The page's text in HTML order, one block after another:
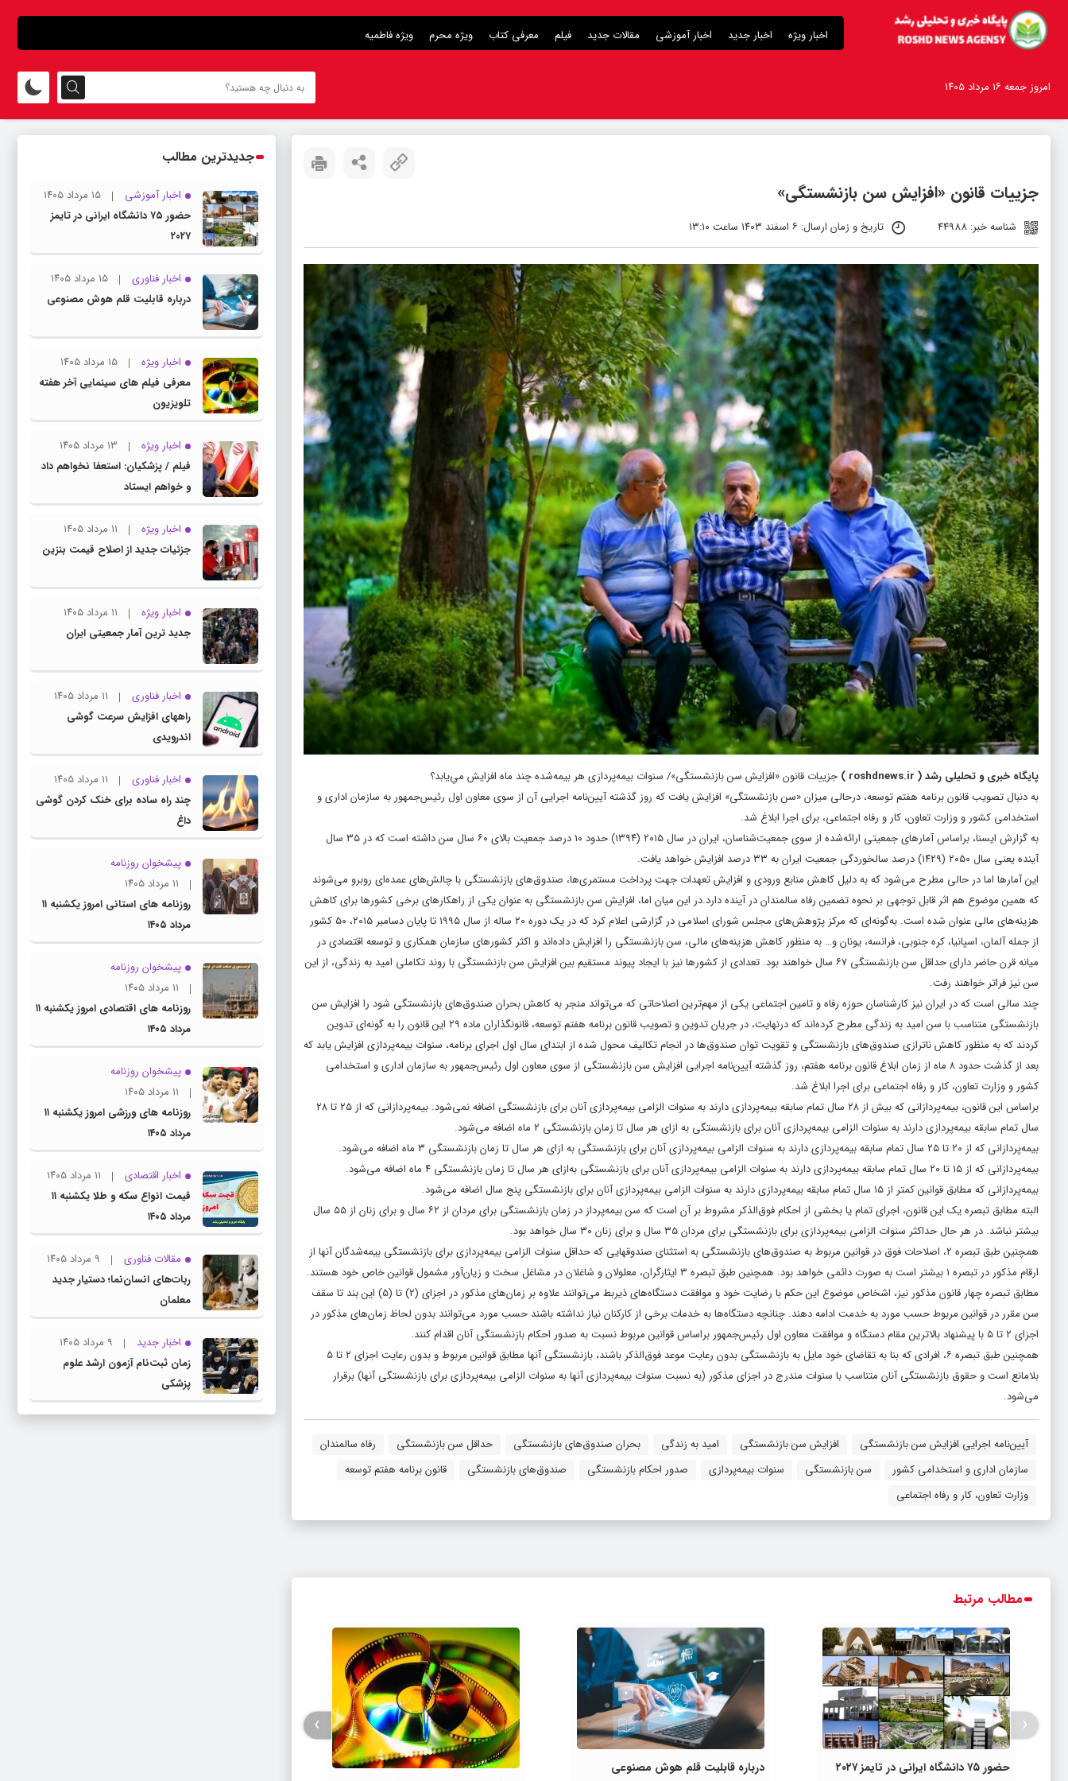
اخبار ویژه اخبار جدید اخبار آموزشی مقالات جدید فیلم معرفی کتاب ویژه محرم ویژه فاطمیه
امروز جمعه ۱۶ مرداد ۱۴۰۵
جزییات قانون «افزایش سن بازنشستگی»
شناسه خبر: 44988 تاریخ و زمان ارسال: ۶ اسفند ۱۴۰۳ ساعت ۱۳:۱۰
پایگاه خبری و تحلیلی رشد(
roshdnews.ir
) جزییات قانون «افزایش سن بازنشستگی»/ سنوات بیمه‌پردازی هر بیمه‌شده چند ماه افزایش می‌ِیابد؟
به دنبال تصویب قانون برنامه هفتم توسعه، درحالی میزان «سن بازنشستگی» افزایش یافت که روز گذشته آیین‌نامه اجرایی آن از سوی معاون اول رئیس‌جمهور به سازمان اداری و
استخدامی کشور و وزارت تعاون، کار و رفاه اجتماعی، برای اجرا ابلاغ شد.
به گزارش ایسنا، براساس آمارهای جمعیتی ارائه‌شده از سوی جمعیت‌شناسان،‌ ایران در سال ۲۰۱۵ (۱۳۹۴) حدود ۱۰ درصد جمعیت بالای ۶۰ سال سن داشته است که در ۳۵ سال
آینده یعنی سال ۲۰۵۰ (۱۴۲۹) درصد سالخوردگی جمعیت ایران به ۳۳ درصد افزایش خواهد یافت.
این آمارها اما در حالی مطرح می‌شود که به دلیل کاهش منابع ورودی و افزایش تعهدات جهت پرداخت مستمری‌ها، صندوق‌های بازنشستگی با چالش‌های عمده‌ای روبرو می‌شوند
که همین موضوع هم اثر قابل توجهی بر نحوه تضمین رفاه سالمندان در آینده دارد.در این میان اما، افزایش سن بازنشستگی به عنوان یکی از راهکارهای برخی کشورها برای کاهش
هزینه‌های مالی عنوان شده است. به‌گونه‌ای که مرکز پژوهش‌های مجلس شورای اسلامی در گزارشی اعلام کرد که در یک دوره ۲۰ ساله از سال ۱۹۹۵ تا پایان دسامبر ۲۰۱۵، ۵۰ کشور
از جمله آلمان، اسپانیا، کره جنوبی، فرانسه، یونان و… به منظور کاهش هزینه‌های مالی، سن بازنشستگی را افزایش داده‌اند و اکثر کشورهای سازمان همکاری و توسعه اقتصادی در
میانه قرن حاضر دارای حداقل سن بازنشستگی ۶۷ سال خواهند بود. تعدادی از کشورها نیز با ایجاد پیوند مستقیم بین افزایش سن بازنشستگی با روند تکاملی امید به زندگی، از این
سن نیز فراتر خواهند رفت.
چند سالی است که در ایران نیز کارشناسان حوزه رفاه و تامین اجتماعی یکی از مهم‌ترین اصلاحاتی که می‌تواند منجر به کاهش بحران صندوق‌های بازنشستگی شود را افزایش سن
بازنشستگی متناسب با سن امید به زندگی مطرح کرده‌اند که درنهایت، در جریان تدوین و تصویب قانون برنامه هفتم توسعه، قانونگذاران ماده ۲۹ این قانون را به گونه‌ای تدوین
کردند که به منظور کاهش ناترازی صندوق‌های بازنشستگی و تقویت توان صندوق­‌ها در انجام تکالیف محول شده از ابتدای سال اول اجرای برنامه، سنوات بیمه‌پردازی افزایش یابد که
بعد از گذشت حدود ۸ ماه از زمان ابلاغ قانون برنامه هفتم، روز گذشته آیین‌نامه اجرایی افزایش سن بازنشستگی از سوی معاون اول رئیس‌جمهور به سازمان اداری و استخدامی
کشور و وزارت تعاون، کار و رفاه اجتماعی برای اجرا ابلاغ شد.
براساس این قانون، بیمه‌پردازانی که بیش از ۲۸ سال تمام سابقه بیمه­‌پردازی دارند به سنوات الزامی بیمه­‌پردازی آنان برای بازنشستگی اضافه نمی­‌شود. بیمه‌پردازانی که از ۲۵ تا ۲۸
سال تمام سابقه بیمه­‌پردازی دارند به سنوات الزامی بیمه­‌پردازی آنان برای بازنشستگی به­ ازای هر سال تا زمان بازنشستگی ۲ ماه اضافه می‌شود.
بیمه‌پردازانی که از ۲۰ تا ۲۵ سال تمام سابقه بیمه‌­پردازی دارند به سنوات الزامی بیمه‌­پردازی آنان برای بازنشستگی به ­ازای هر سال تا زمان بازنشستگی ۳ ­ماه اضافه می‌شود.
بیمه‌پردازانی که از ۱۵ تا ۲۰ سال تمام سابقه بیمه­‌پردازی دارند به سنوات الزامی بیمه­‌پردازی آنان برای بازنشستگی به­‌ازای هر سال تا زمان بازنشستگی ۴ ماه اضافه می‌شود.
بیمه‌پردازانی که مطابق قوانین کمتر از ۱۵ سال تمام سابقه بیمه‌­پردازی دارند به سنوات الزامی بیمه‌­پردازی آنان برای بازنشستگی پنج سال اضافه می­‌شود.
البته مطابق تبصره یک این قانون،‌ اجرای تمام یا بخشی از احکام فوق‌­الذکر مشروط بر آن است که سن بیمه­‌پرداز­ در زمان بازنشستگی برای مردان از ۶۲ سال و برای زنان از ۵۵ سال
بیشتر نباشد. در هر حال حداکثر سنوات الزامی بیمه‌­پردازی برای بازنشستگی برای مردان ۳۵ سال و برای زنان ۳۰ سال خواهد بود.
همچنین طبق تبصره ۲، اصلاحات فوق در قوانین مربوط به صندوق‌­های بازنشستگی به استثنای صندوق­هایی که حداقل سنوات الزامی بیمه‌­پردازی برای بازنشستگی بیمه‌­شدگان آنها از
ارقام مذکور در تبصره ۱ بیشتر است به صورت دائمی خواهد بود. همچنین طبق تبصره ۳ ایثارگران، معلولان و شاغلان در مشاغل سخت و زیان­‌آور مشمول قوانین خاص خود هستند.
مطابق تبصره چهار قانون مذکور نیز، اشخاص موضوع این حکم با رضایت خود و موافقت دستگاه‌های ذی­ربط می‌توانند علاوه بر زمان‌های مذکور در اجزای (۲) تا (۵) این بند تا سقف
سن مقرر در قوانین مربوط حسب مورد به خدمت ادامه دهند. چنانچه دستگاه‌ها به خدمات برخی از کارکنان نیاز نداشته باشند حسب مورد می‌توانند بدون لحاظ زمان‌های مذکور در
اجزای ۲ تا ۵ با پیشنهاد بالاترین مقام دستگاه و موافقت معاون اول رئیس­‌جمهور براساس قوانین مربوط نسبت به صدور احکام بازنشستگی آنان اقدام کنند.
همچنین طبق تبصره ۶، افرادی که بنا به تقاضای خود مایل به بازنشستگی بدون رعایت موعد فوق‌­الذکر باشند، بازنشستگی آنها مطابق قوانین مربوط و بدون رعایت اجزای ۲ تا ۵
بلامانع است و حقوق بازنشستگی آنان متناسب با سنوات مندرج در اجزای مذکور (به نسبت سنوات بیمه‌­پردازی آنها به سنوات الزامی بیمه­‌پردازی برای بازنشستگی آنها) برقرار
می‌شود.
آیین‌نامه اجرایی افزایش سن بازنشستگی افزایش سن بازنشستگی امید به زندگی بحران صندوق‌های بازنشستگی حداقل سن بازنشستگی
رفاه سالمندان
سازمان اداری و استخدامی کشور
سن بازنشستگی سنوات بیمه‌پردازی صدور احکام بازنشستگی صندوق‌های بازنشستگی
قانون برنامه هفتم توسعه
وزارت تعاون، کار و رفاه اجتماعی
مطالب مرتبط
حضور ۷۵ دانشگاه ایرانی در تایمز ۲۰۲۷
درباره قابلیت قلم هوش مصنوعی
‹
›
جدیدترین مطالب
اخبار آموزشی
۱۵ مرداد ۱۴۰۵
حضور ۷۵ دانشگاه ایرانی در تایمز
۲۰۲۷
اخبار فناوری
۱۵ مرداد ۱۴۰۵
درباره قابلیت قلم هوش مصنوعی
اخبار ویژه
۱۵ مرداد ۱۴۰۵
معرفی فیلم های سینمایی آخر هفته
تلویزیون
اخبار ویژه
۱۳ مرداد ۱۴۰۵
فیلم / پزشکیان: استعفا نخواهم داد
و خواهم ایستاد
اخبار ویژه
۱۱ مرداد ۱۴۰۵
جزئیات جدید از اصلاح قیمت بنزین
اخبار ویژه
۱۱ مرداد ۱۴۰۵
جدید ترین آمار جمعیتی ایران
اخبار فناوری
۱۱ مرداد ۱۴۰۵
راههای افزایش سرعت گوشی
اندرویدی
اخبار فناوری
۱۱ مرداد ۱۴۰۵
چند راه‌ ساده برای خنک کردن گوشی
داغ
پیشخوان روزنامه
۱۱ مرداد ۱۴۰۵
روزنامه های استانی امروز یکشنبه ۱۱
مرداد ۱۴۰۵
پیشخوان روزنامه
۱۱ مرداد ۱۴۰۵
روزنامه های اقتصادی امروز یکشنبه ۱۱
مرداد ۱۴۰۵
پیشخوان روزنامه
۱۱ مرداد ۱۴۰۵
روزنامه های ورزشی امروز یکشنبه ۱۱
مرداد ۱۴۰۵
اخبار اقتصادی
۱۱ مرداد ۱۴۰۵
قیمت انواع سکه و طلا یکشنبه ۱۱
مرداد ۱۴۰۵
مقالات فناوری
۹ مرداد ۱۴۰۵
ربات‌های انسان‌نما؛ دستیار جدید
معلمان
اخبار جدید
۹ مرداد ۱۴۰۵
زمان ثبت‌نام آزمون ارشد علوم
پزشکی